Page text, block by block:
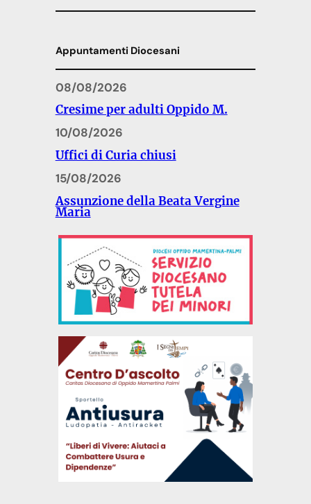
Appuntamenti Diocesani
08/08/2026
Cresime per adulti Oppido M.
10/08/2026
Uffici di Curia chiusi
15/08/2026
Assunzione della Beata Vergine
Maria